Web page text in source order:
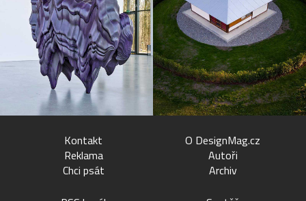
Kontakt
Reklama
Chci psát
O DesignMag.cz
Autoři
Archiv